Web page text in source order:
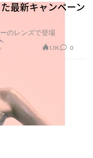
最新キャンペーン
のレンズで登場
1.1K 0